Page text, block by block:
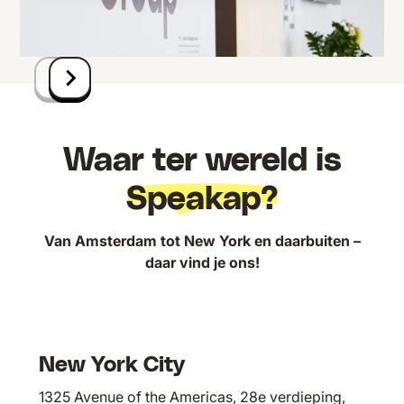
Waar ter wereld is
Speakap?
Van Amsterdam tot New York en daarbuiten –
daar vind je ons!
New York City
1325 Avenue of the Americas, 28e verdieping,